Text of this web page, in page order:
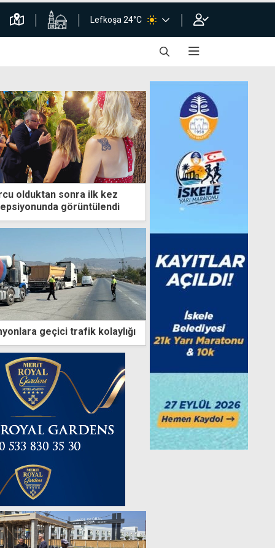
Lefkoşa 24°C
olduktan sonra ilk kez
görüntülendi
geçici trafik kolaylığı